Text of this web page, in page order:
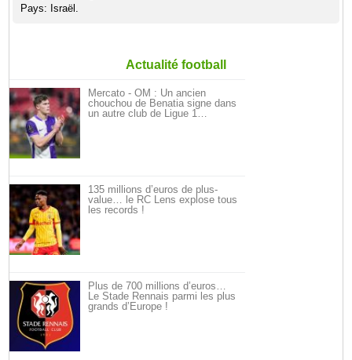
Pays: Israël.
Actualité football
Mercato - OM : Un ancien
chouchou de Benatia signe dans
un autre club de Ligue 1…
135 millions d’euros de plus-
value… le RC Lens explose tous
les records !
Plus de 700 millions d’euros…
Le Stade Rennais parmi les plus
grands d’Europe !